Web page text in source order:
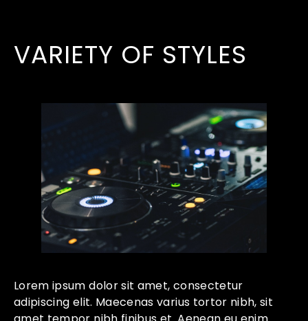
VARIETY OF STYLES
Lorem ipsum dolor sit amet, consectetur
adipiscing elit. Maecenas varius tortor nibh, sit